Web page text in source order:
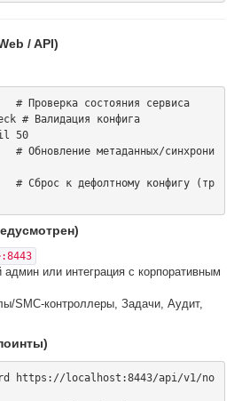
/ API)
Проверка состояния сервиса
# Валидация конфига
50
Обновление метаданных/синхрони
Сброс к дефолтному конфигу (тр
или интеграция с корпоративным
SMC-контроллеры, Задачи, Аудит,
https://localhost:8443/api/v1/no